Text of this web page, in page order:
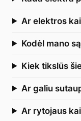
Ar elektros
Kodėl mano
Kiek tikslūs
Ar galiu
Ar rytojaus